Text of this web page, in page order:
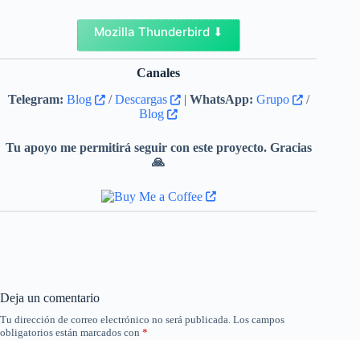
Mozilla Thunderbird ⬇
Canales
Telegram: Blog /Descargas | WhatsApp: Grupo
/
Blog
Tu apoyo me permitirá seguir con este proyecto. Gracias
🙏
Deja un comentario
Tu dirección de correo electrónico no será publicada. Los campos
obligatorios están marcados con *